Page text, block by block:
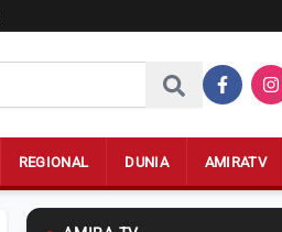
REGIONAL DUNIA AMIRATV